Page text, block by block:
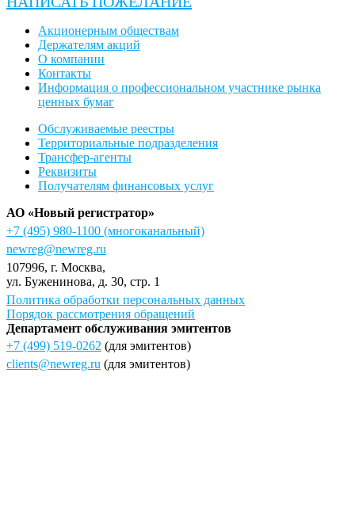
Акционерным обществам
Держателям акций
О компании
Контакты
Информация о профессиональном участнике рынка
ценных бумаг
Обслуживаемые реестры
Территориальные подразделения
Трансфер-агенты
Реквизиты
Получателям финансовых услуг
АО «Новый регистратор»
+7 (495) 980-1100 (многоканальный)
newreg@newreg.ru
107996, г. Москва,
ул. Буженинова, д. 30, стр. 1
Политика обработки персональных данных
Порядок рассмотрения обращений
Департамент обслуживания эмитентов
+7 (499) 519-0262 (для эмитентов)
clients@newreg.ru (для эмитентов)